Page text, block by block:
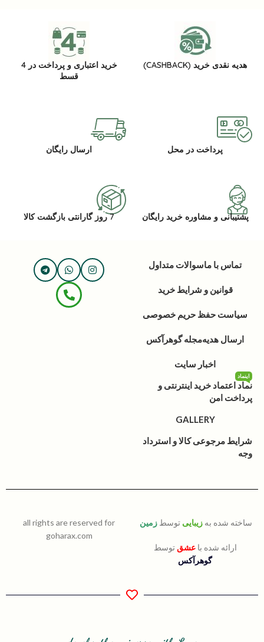
هدیه نقدی خرید (CASHBACK)
خرید اعتباری و پرداخت در 4
قسط
پرداخت در محل ارسال رایگان
پشتیبانی و مشاوره خرید رایگان 7 روز گارانتی بازگشت کالا
تماس با ماسوالات متداول
قوانین و شرایط خرید
سیاست حفظ حریم خصوصی
ارسال هدیهمجله گوهرآکس
اخبار سایت
نماد اعتماد خرید اینترنتی و
پرداخت امن
اینماد
GALLERY
شرایط مرجوعی کالا و استرداد
وجه
ساخته شده به زیبایی توسط زمین
ارائه شده باعشقتوسط
گوهرآکس
all rights are reserved for
goharax.com